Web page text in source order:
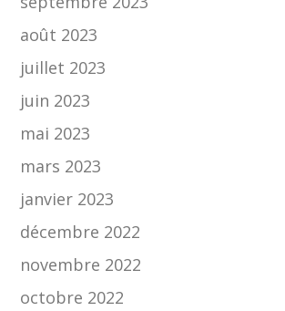
août 2023
juillet 2023
juin 2023
mai 2023
mars 2023
janvier 2023
décembre 2022
novembre 2022
octobre 2022